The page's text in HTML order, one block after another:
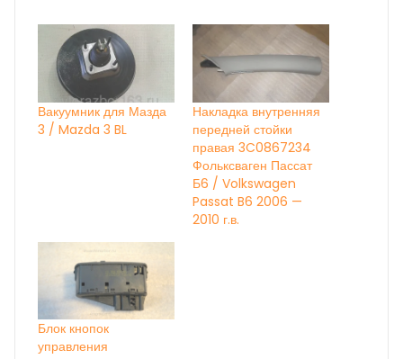
Вакуумник для Мазда
3 / Mazda 3 BL
Накладка внутренняя
передней стойки
правая 3C0867234
Фольксваген Пассат
Б6 / Volkswagen
Passat B6 2006 —
2010 г.в.
Блок кнопок
управления